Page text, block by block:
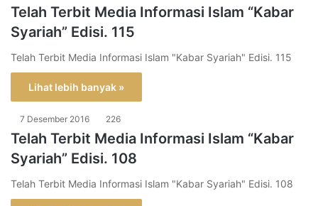
Telah Terbit Media Informasi Islam “Kabar
Syariah” Edisi. 115
Telah Terbit Media Informasi Islam "Kabar Syariah" Edisi. 115
Lihat lebih banyak »
7 Desember 2016 226
Telah Terbit Media Informasi Islam “Kabar
Syariah” Edisi. 108
Telah Terbit Media Informasi Islam "Kabar Syariah" Edisi. 108